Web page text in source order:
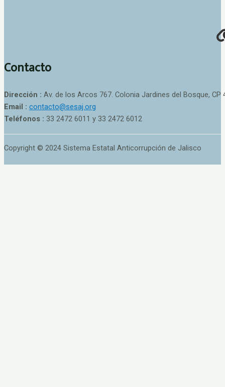
Contacto
Dirección : Av. de los Arcos 767. Colonia Jardines del Bosque, CP
Email : contacto@sesaj.org
Teléfonos : 33 2472 6011 y 33 2472 6012
Copyright © 2024 Sistema Estatal Anticorrupción de Jalisco